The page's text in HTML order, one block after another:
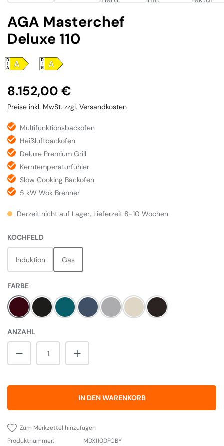
AGA Masterchef
Deluxe 110
Regulärer Preis:
8.152,00 €
Preise inkl. MwSt. zzgl. Versandkosten
Multifunktionsbackofen
Heißluftbackofen
Deluxe Premium Grill
Kerntemperaturfühler
Slow Cooking Backofen
5 kW Wok Brenner
Derzeit nicht auf Lager, Lieferzeit 8-10 Wochen
KOCHFELDAUSWÄHLEN
Induktion Gas
FARBEAUSWÄHLEN
CranberryPewter Salcombe BlueDartmouth Blue
Pearl Ashes
Cream Black
ANZAHL
Produkt Anzahl: Gib den gewünschten
IN DEN WARENKORB
Zum Merkzettel hinzufügen
Produktnummer:
MDX110DFCBY